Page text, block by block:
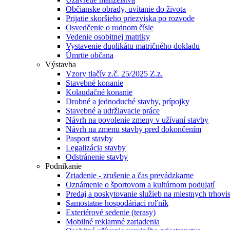
Občianske obrady, uvítanie do života
Prijatie skoršieho priezviska po rozvode
Osvedčenie o rodnom čísle
Vedenie osobitnej matriky
Vystavenie duplikátu matričného dokladu
Úmrtie občana
Výstavba
Vzory tlačív z.č. 25/2025 Z.z.
Stavebné konanie
Kolaudačné konanie
Drobné a jednoduché stavby, prípojky
Stavebné a udržiavacie práce
Návrh na povolenie zmeny v užívaní stavby
Návrh na zmenu stavby pred dokončením
Pasport stavby
Legalizácia stavby
Odstránenie stavby
Podnikanie
Zriadenie - zrušenie a čas prevádzkarne
Oznámenie o športovom a kultúrnom podujatí
Predaj a poskytovanie služieb na miestnych
Samostatne hospodáriaci roľník
Exteriérové sedenie (terasy)
Mobilné reklamné zariadenia